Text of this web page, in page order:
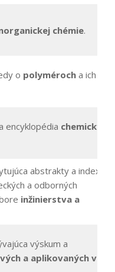
chémie.
o polymérocha ich
encyklopédia chemických
abstrakty a indexy
a odborných
inžinierstva a
výskum a
a aplikovaných vied.